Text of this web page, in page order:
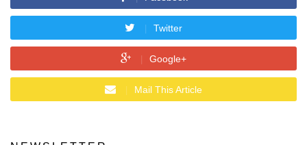
Twitter
Google+
Mail This Article